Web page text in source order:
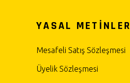
YASAL METİNLER
Mesafeli Satış Sözleşmesi
Üyelik Sözleşmesi